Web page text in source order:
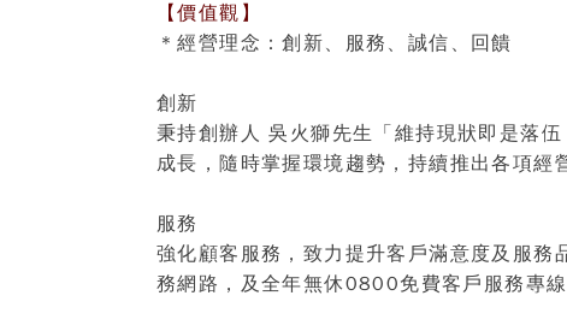
【價值觀】
＊經營理念：創新、服務、誠信、回饋
創新
秉持創辦人 吳火獅先生「維持現狀即是落
成長，隨時掌握環境趨勢，持續推出各項經
服務
強化顧客服務，致力提升客戶滿意度及服
務網路，及全年無休0800免費客戶服務專